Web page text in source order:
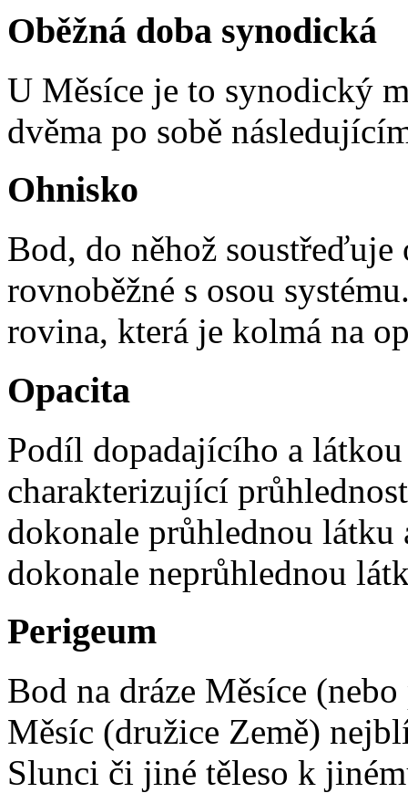
Oběžná doba synodická
U Měsíce je to synodický
dvěma po sobě
Ohnisko
Bod, do něhož
rovnoběžné s osou
rovina, která je kolmá na
Opacita
Podíl dopadajícího a
charakterizující
dokonale průhlednou látku
dokonale neprůhlednou
Perigeum
Bod na dráze Měsíce
Měsíc (družice Země)
Slunci či jiné těleso k